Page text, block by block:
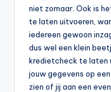
niet zomaar. Ook is
te laten uitvoeren,
iedereen gewoon
dus wel een klein
kredietcheck te laten
jouw gegevens op
zien of jij aan een